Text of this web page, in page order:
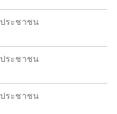
ประชาชน
ประชาชน
ประชาชน